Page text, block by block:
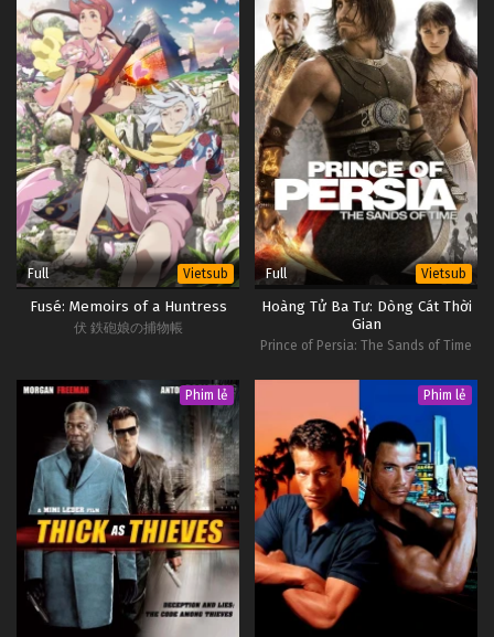
Full Vietsub
Fusé: Memoirs of a Huntress
伏 鉄砲娘の捕物帳
Full Vietsub
Hoàng Tử Ba Tư: Dòng Cát Thời
Gian
Prince of Persia: The Sands of Time
Phim lẻ Phim lẻ